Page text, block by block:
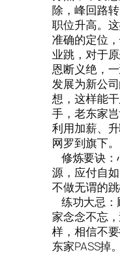
除，峰回路
职位升高。
准确的定位
业跳，对于
恩断义绝，
发展为新公
想，这样能
手，老东家
利用加薪、
网罗到旗下。
修炼要诀：
源，应付自
不做无谓的跳
练功大忌：
家念念不忘
样，相信不
东家PASS掉。